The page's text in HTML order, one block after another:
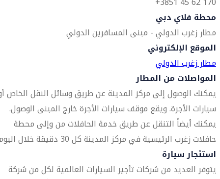
محطة فلاي دبي
مطار زغرب الدولي - مبنى المسافرين الدولي
الموقع الإلكتروني
مطار زغرب الدولي
المواصلات من المطار
يمكنك الوصول إلى مركز المدينة عن طريق وسائل النقل الخاص
سيارات الأجرة. ويقع موقف سيارات الأجرة خارج المبنى الوصول.
يمكنك أيضاً التنقل عن طريق خدمة الحافلات من وإلى محطة
حافلات زغرب الرئيسية في مركز المدينة كل 30 دقيقة خلال اليوم.
استئجار سيارة
يتوفر العديد من شركات تأجير السيارات العالمية لكل من شركة